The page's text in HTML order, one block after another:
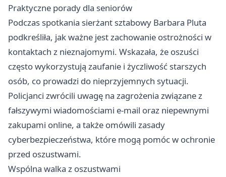
Praktyczne porady dla seniorów
Podczas spotkania sierżant sztabowy Barbara Pluta
podkreśliła, jak ważne jest zachowanie ostrożności w
kontaktach z nieznajomymi. Wskazała, że oszuści
często wykorzystują zaufanie i życzliwość starszych
osób, co prowadzi do nieprzyjemnych sytuacji.
Policjanci zwrócili uwagę na zagrożenia związane z
fałszywymi wiadomościami e-mail oraz niepewnymi
zakupami online, a także omówili zasady
cyberbezpieczeństwa, które mogą pomóc w ochronie
przed oszustwami.
Wspólna walka z oszustwami